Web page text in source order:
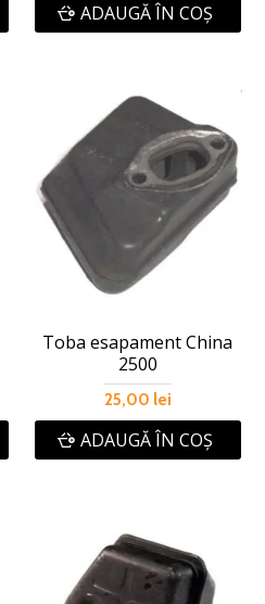
ADAUGĂ ÎN COŞ
Toba esapament China
2500
25,00 lei
ADAUGĂ ÎN COŞ